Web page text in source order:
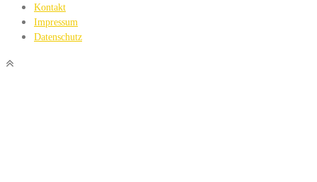
Kontakt
Impressum
Datenschutz